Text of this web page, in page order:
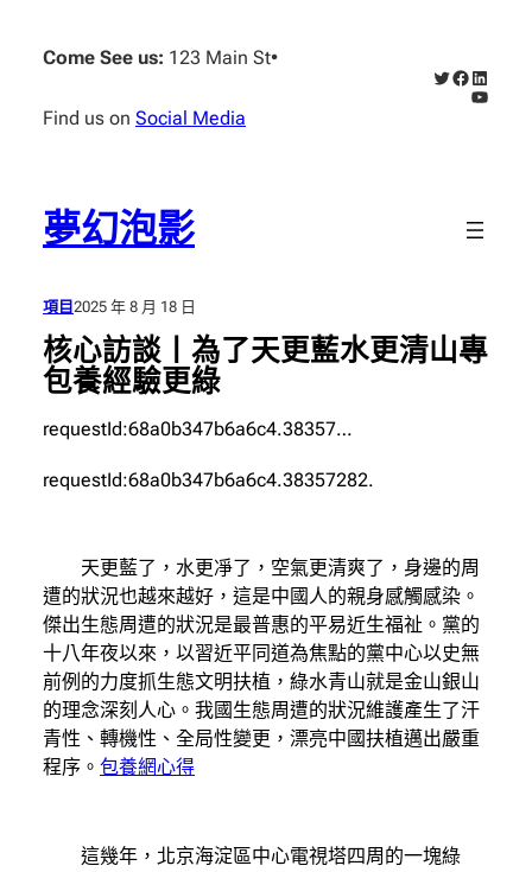
Come See us: 123 Main St•
Find us on Social Media
X Facebook
夢幻泡影
項目 2025 年 8 月 18 日
核心訪談丨為了天更藍水更清山專
包養經驗更綠
requestId:68a0b347b6a6c4.38357…
requestId:68a0b347b6a6c4.38357282.
天更藍了，水更凈了，空氣更清爽了，身邊的周
遭的狀況也越來越好，這是中國人的親身感觸感染。
傑出生態周遭的狀況是最普惠的平易近生福祉。黨的
十八年夜以來，以習近平同道為焦點的黨中心以史無
前例的力度抓生態文明扶植，綠水青山就是金山銀山
的理念深刻人心。我國生態周遭的狀況維護產生了汗
青性、轉機性、全局性變更，漂亮中國扶植邁出嚴重
程序。 包養網心得
這幾年，北京海淀區中心電視塔四周的一塊綠